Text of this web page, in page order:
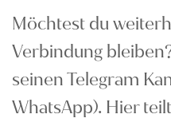
Möchtest du
Verbindung
seinen Telegram
WhatsApp). Hier